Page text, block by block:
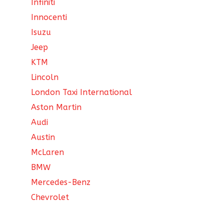
Infiniti
Innocenti
Isuzu
Jeep
KTM
Lincoln
London Taxi International
Aston Martin
Audi
Austin
McLaren
BMW
Mercedes-Benz
Chevrolet